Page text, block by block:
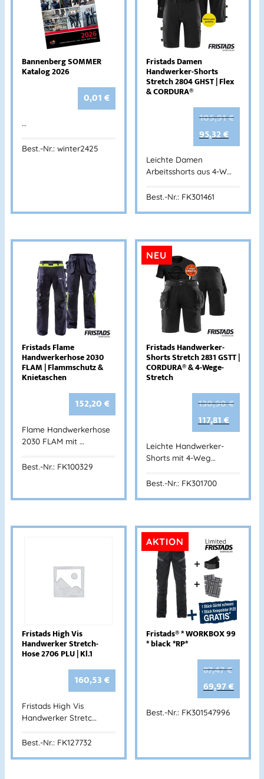
Bannenberg SOMMER
Katalog 2026
0,01€
…
Best.-Nr.: winter2425
Fristads Damen
Handwerker-Shorts
Stretch 2804 GHST | Flex
& CORDURA®
105,91€
95,32€
Leichte Damen
Arbeitsshorts aus 4-W…
Best.-Nr.: FK301461
Fristads Flame
Handwerkerhose 2030
FLAM | Flammschutz &
Knietaschen
152,20€
Flame Handwerkerhose
2030 FLAM mit …
Best.-Nr.: FK100329
NEU
Fristads Handwerker-
Shorts Stretch 2831 GSTT |
CORDURA® & 4-Wege-
Stretch
130,90€
117,81€
Leichte Handwerker-
Shorts mit 4-Weg…
Best.-Nr.: FK301700
Fristads High Vis
Handwerker Stretch-
Hose 2706 PLU | Kl.1
160,53€
Fristads High Vis
Handwerker Stretc…
Best.-Nr.: FK127732
AKTION
Fristads® * WORKBOX 99
* black *RP*
87,47€
69,97€
Best.-Nr.: FK301547996